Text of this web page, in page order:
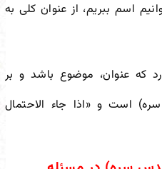
اسم ببریم، از عنوان کلی به
که عنوان، موضوع باشد و بر
است و «اذا جاء الاحتمال